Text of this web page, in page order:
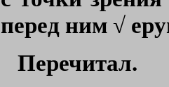
перед ним √
Перечитал.